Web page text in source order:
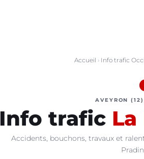
Accueil › Info trafic
AVEYRON
Info trafic
Accidents, bouchons, travaux et